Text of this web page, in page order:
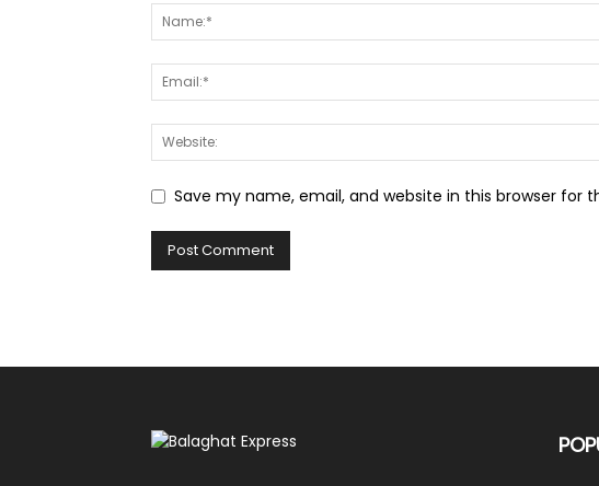
Save my name, email, and website in this browser for